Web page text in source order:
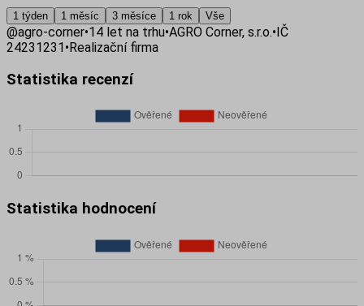
1 týden 1 měsíc 3 měsíce 1 rok Vše
@agro-corner•14 let na trhu•AGRO Corner, s.r.o.•IČ
24231231•Realizační firma
Statistika recenzí
Statistika hodnocení